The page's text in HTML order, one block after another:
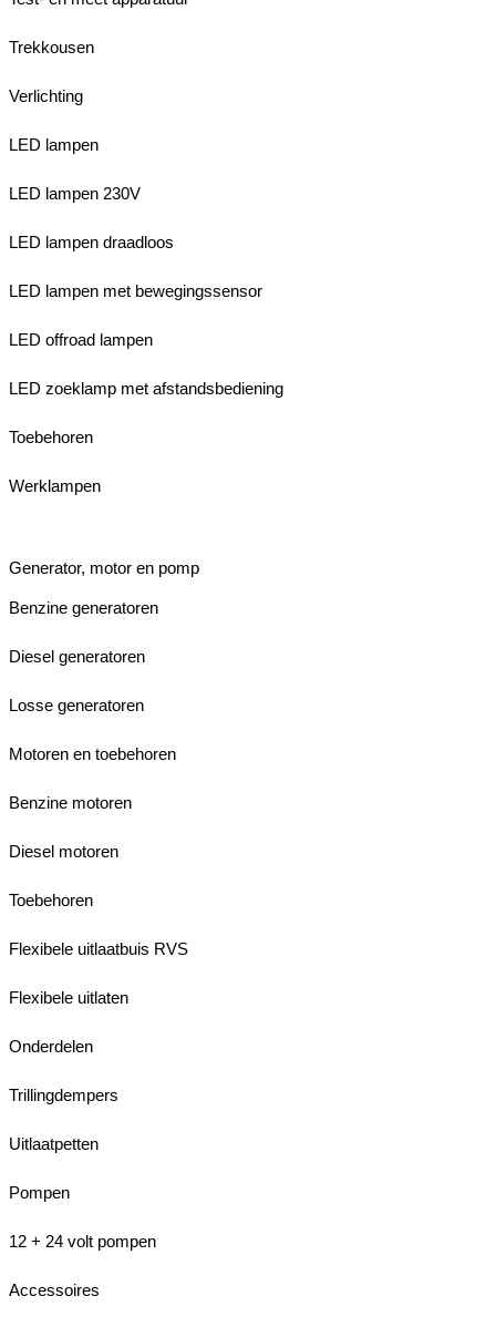
Trekkousen
Verlichting
LED lampen
LED lampen 230V
LED lampen draadloos
LED lampen met bewegingssensor
LED offroad lampen
LED zoeklamp met afstandsbediening
Toebehoren
Werklampen
Generator, motor en pomp
Benzine generatoren
Diesel generatoren
Losse generatoren
Motoren en toebehoren
Benzine motoren
Diesel motoren
Toebehoren
Flexibele uitlaatbuis RVS
Flexibele uitlaten
Onderdelen
Trillingdempers
Uitlaatpetten
Pompen
12 + 24 volt pompen
Accessoires